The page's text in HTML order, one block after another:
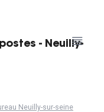
- Neuilly-
Neuilly-sur-seine